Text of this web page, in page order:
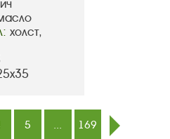
холст,
5 ...
169